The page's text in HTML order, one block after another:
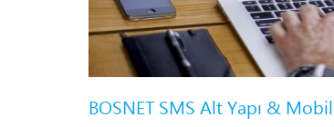
BOSNET SMS Alt Yapı &